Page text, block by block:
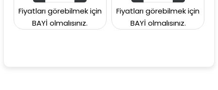
Fiyatları görebilmek için
BAYİ olmalısınız.
Fiyatları görebilmek için
BAYİ olmalısınız.